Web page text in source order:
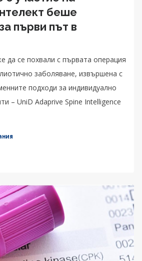
беше
първи път в
да се похвали с първата операция
заболяване, извършена с
подходи за индивидуално
– UniD Adaprive Spine Intelligence